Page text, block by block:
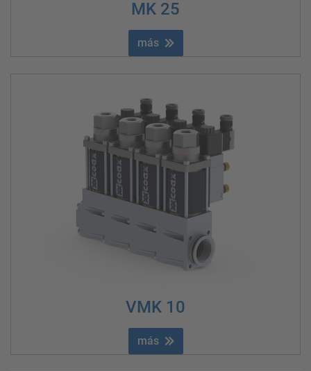
MK 25
más
VMK 10
más